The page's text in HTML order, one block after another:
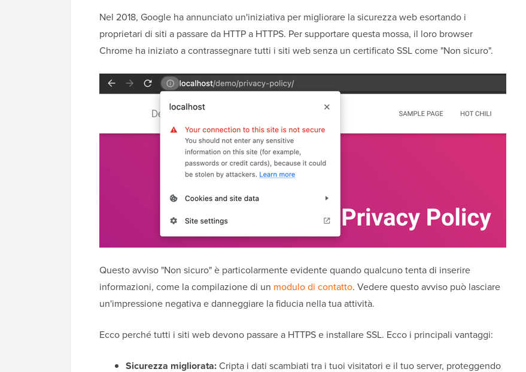
Nel 2018, Google ha annunciato un'iniziativa per migliorare la sicurezza web esortando i
proprietari di siti a passare da HTTP a HTTPS. Per supportare questa mossa, il loro browser
Chrome ha iniziato a contrassegnare tutti i siti web senza un certificato SSL come "Non sicuro".
Questo avviso "Non sicuro" è particolarmente evidente quando qualcuno tenta di inserire
informazioni, come la compilazione di un modulo di contatto. Vedere questo avviso può lasciare
un'impressione negativa e danneggiare la fiducia nella tua attività.
Ecco perché tutti i siti web devono passare a HTTPS e installare SSL. Ecco i principali vantaggi:
Sicurezza migliorata:Cripta i dati scambiati tra i tuoi visitatori e il tuo server, proteggendo